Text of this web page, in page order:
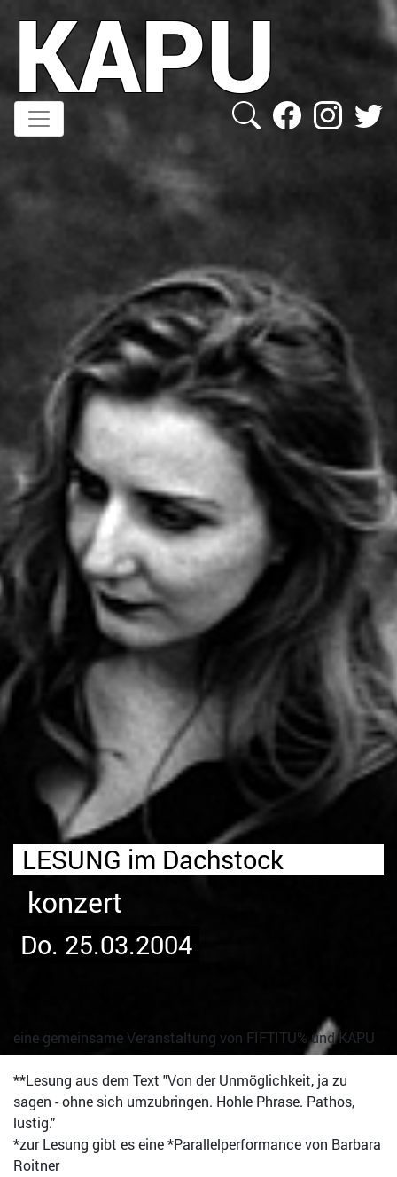
Inhalt
KAPU
LESUNG im Dachstock
konzert
Do. 25.03.2004
eine gemeinsame Veranstaltung von FIFTITU% und KAPU
**Lesung aus dem Text "Von der Unmöglichkeit, ja zu
sagen - ohne sich umzubringen. Hohle Phrase. Pathos,
lustig."
*zur Lesung gibt es eine *Parallelperformance von Barbara
Roitner